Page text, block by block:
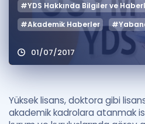
Ücretsiz Kaynaklar
Puan Hesaplama
ÖSYM Sınav Takvimi
Blog
Hakkımızda
Soru & Cevap
#YDS Hakkında Bilgiler ve
#Akademik Haberler
01/07/2017
Yüksek lisans, doktora gibi
akademik kadrolara atanmak